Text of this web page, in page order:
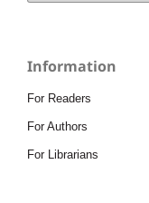
Information
For Readers
For Authors
For Librarians